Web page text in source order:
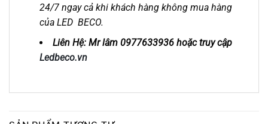
24/7 ngay cả khi khách hàng không mua hàng
của LED BECO.
Liên Hệ: Mr lâm 0977633936 hoặc truy cập
Ledbeco.vn